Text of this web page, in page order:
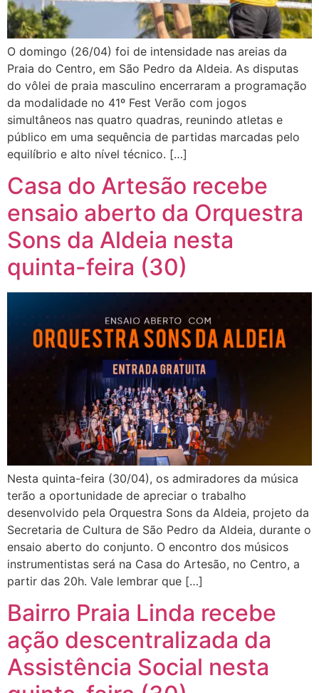
O domingo (26/04) foi de intensidade nas areias da
Praia do Centro, em São Pedro da Aldeia. As disputas
do vôlei de praia masculino encerraram a programação
da modalidade no 41º Fest Verão com jogos
simultâneos nas quatro quadras, reunindo atletas e
público em uma sequência de partidas marcadas pelo
equilíbrio e alto nível técnico. […]
Casa do Artesão recebe
ensaio aberto da Orquestra
Sons da Aldeia nesta
quinta-feira (30)
Nesta quinta-feira (30/04), os admiradores da música
terão a oportunidade de apreciar o trabalho
desenvolvido pela Orquestra Sons da Aldeia, projeto da
Secretaria de Cultura de São Pedro da Aldeia, durante o
ensaio aberto do conjunto. O encontro dos músicos
instrumentistas será na Casa do Artesão, no Centro, a
partir das 20h. Vale lembrar que […]
Bairro Praia Linda recebe
ação descentralizada da
Assistência Social nesta